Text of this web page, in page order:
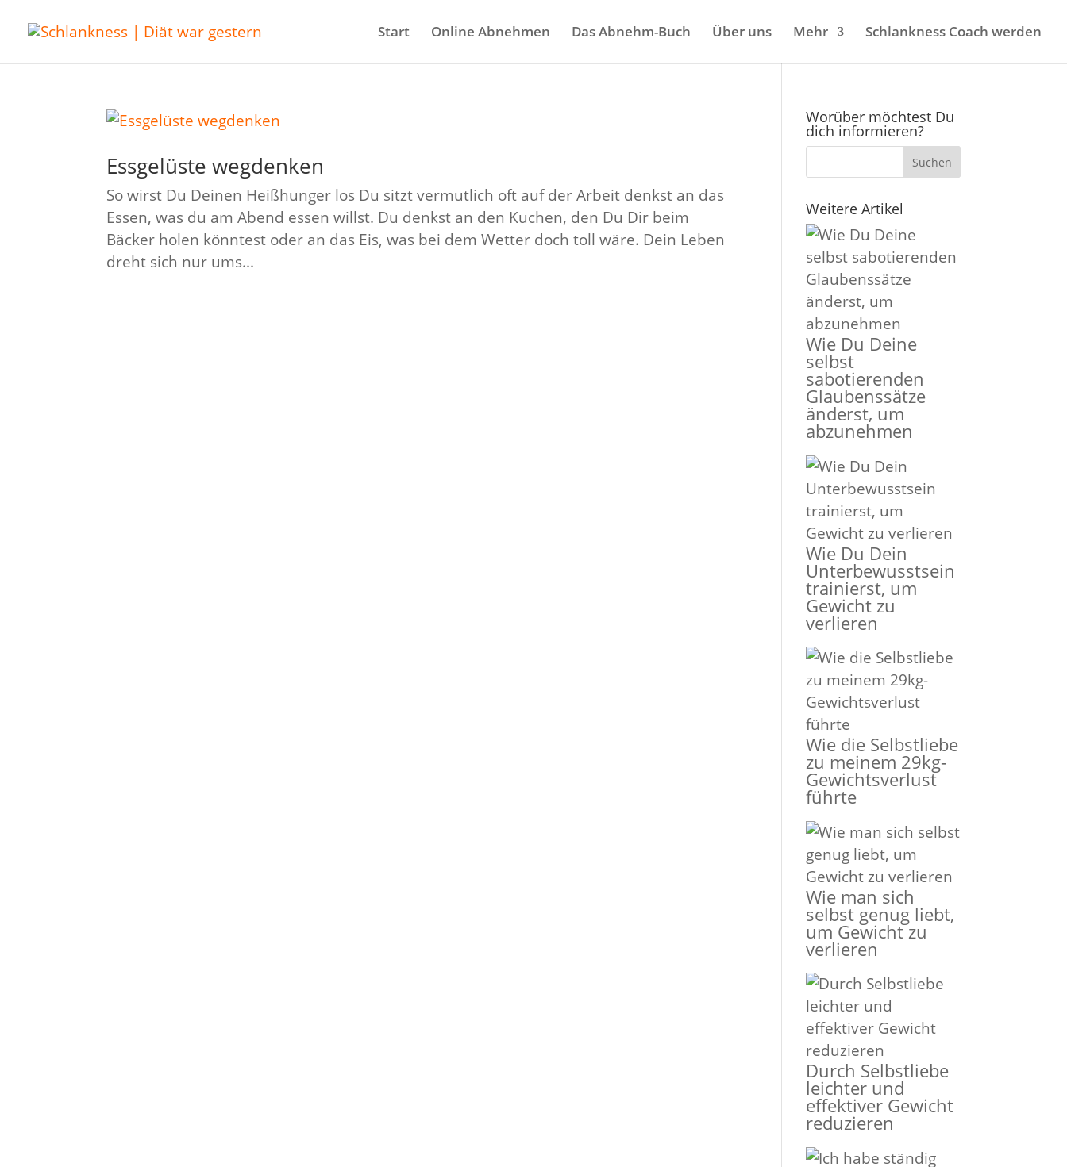
Start Online Abnehmen Das Abnehm-Buch Über uns Mehr Schlankness Coach werden
Essgelüste wegdenken
So wirst Du Deinen Heißhunger los Du sitzt vermutlich oft auf der Arbeit denkst an das
Essen, was du am Abend essen willst. Du denkst an den Kuchen, den Du Dir beim
Bäcker holen könntest oder an das Eis, was bei dem Wetter doch toll wäre. Dein Leben
dreht sich nur ums...
Worüber möchtest Du
dich informieren?
Weitere Artikel
Wie Du Deine
selbst
sabotierenden
Glaubenssätze
änderst, um
abzunehmen
Wie Du Dein
Unterbewusstsein
trainierst, um
Gewicht zu
verlieren
Wie die Selbstliebe
zu meinem 29kg-
Gewichtsverlust
führte
Wie man sich
selbst genug liebt,
um Gewicht zu
verlieren
Durch Selbstliebe
leichter und
effektiver Gewicht
reduzieren